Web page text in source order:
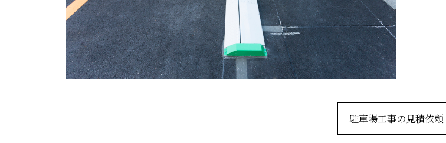
駐車場工事の見積依頼